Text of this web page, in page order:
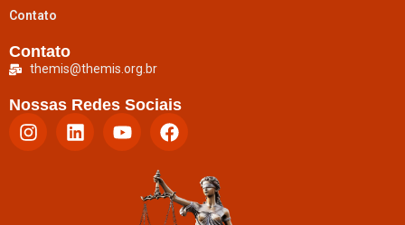
Contato
Contato
themis@themis.org.br
Nossas Redes Sociais